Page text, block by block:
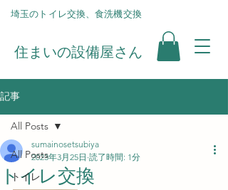
住まいの設備屋さん
​埼玉のトイレ交換、食洗機交換
記事
All Posts
トイレ
All Posts
トイレ交換
sumainosetsubiya
2023年3月25日 読了時間: 1分